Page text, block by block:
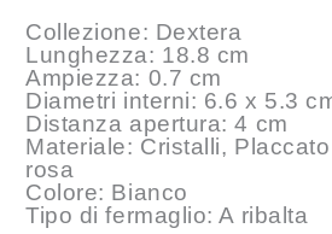
Collezione: Dextera
Lunghezza: 18.8 cm
Ampiezza: 0.7 cm
Diametri interni: 6.6 x 5.3
Distanza apertura: 4 cm
Materiale: Cristalli,
rosa
Colore: Bianco
Tipo di fermaglio: A ribalta